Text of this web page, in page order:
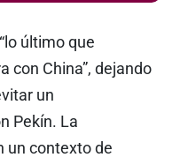
último que
con China”, dejando
un
Pekín. La
un contexto de